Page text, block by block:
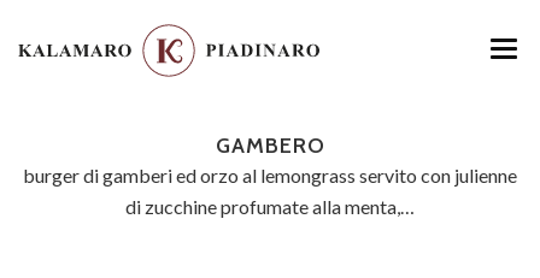
MENU
GAMBERO
burger di gamberi ed orzo al lemongrass servito con julienne
di zucchine profumate alla menta,…